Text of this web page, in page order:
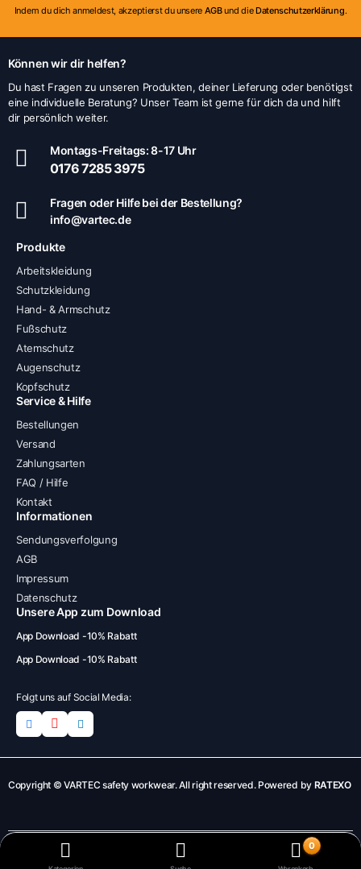
Indem du dich anmeldest, akzeptierst du unsere AGBund dieDatenschutzerklärung.
Können wir dir helfen?
Du hast Fragen zu unseren Produkten, deiner Lieferung oder benötigst
eine individuelle Beratung? Unser Team ist gerne für dich da und hilft
dir persönlich weiter.
Montags-Freitags: 8-17 Uhr
0176 7285 3975
Fragen oder Hilfe bei der Bestellung?
info@vartec.de
Produkte
Arbeitskleidung
Schutzkleidung
Hand- & Armschutz
Fußschutz
Atemschutz
Augenschutz
Kopfschutz
Service & Hilfe
Bestellungen
Versand
Zahlungsarten
FAQ / Hilfe
Kontakt
Informationen
Sendungsverfolgung
AGB
Impressum
Datenschutz
Unsere App zum Download
App Download -10% Rabatt
App Download -10% Rabatt
Folgt uns auf Social Media:
Copyright © VARTEC safety workwear. All right reserved. Powered by RATEXO
0